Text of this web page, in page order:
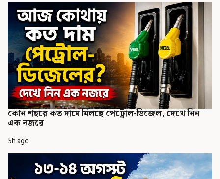
কোন শহরে কত দামে মিলছে পেট্রোল-ডিজেল, দেখে নিন
এক নজরে
5h ago